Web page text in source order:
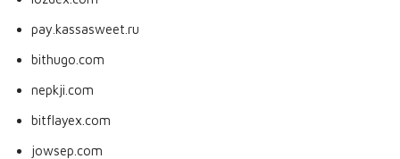
pay.kassasweet.ru
bithugo.com
nepkji.com
bitflayex.com
jowsep.com